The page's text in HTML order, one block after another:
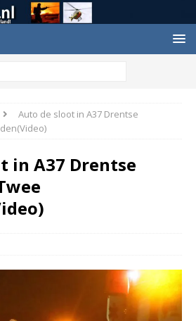
Auto de sloot in A37 Drentse
in A37 Drentse